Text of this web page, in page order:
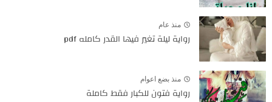
منذ عام
رواية ليلة تغير فيها القدر كامله pdf
منذ بضع اعوام
رواية فتون للكبار فقط كاملة